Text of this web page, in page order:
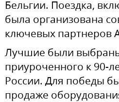
Бельгии. Поездка,
была организована
ключевых партнеров
Лучшие были выбраны
приуроченного к 90-
России. Для победы
продаже